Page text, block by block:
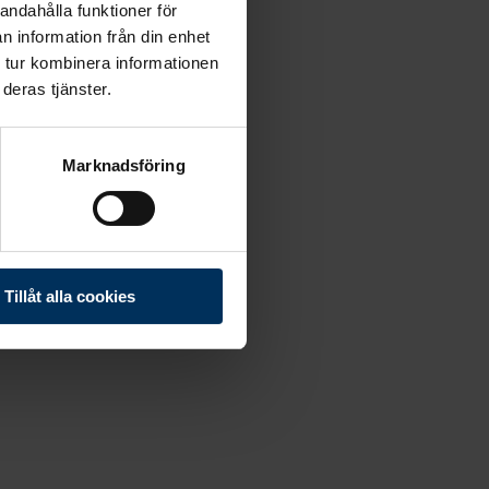
funktioner för
information från din enhet
kombinera informationen
tjänster.
Marknadsföring
Tillåt alla cookies